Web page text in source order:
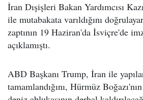
İran Dışişleri Bakan Yardımcısı
ile mutabakata varıldığını
zaptının 19 Haziran'da İsviçre'de
açıklamıştı.
ABD Başkanı Trump, İran ile
tamamlandığını, Hürmüz